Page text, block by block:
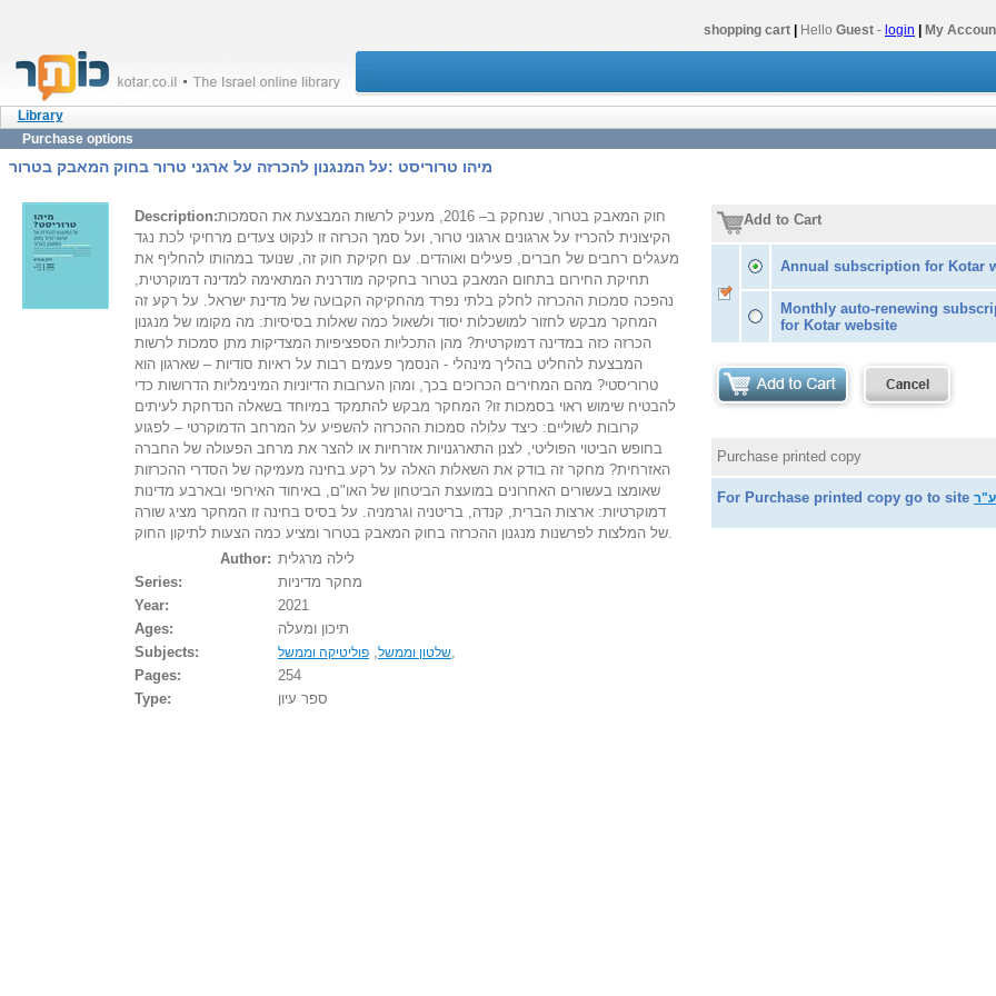
shopping cart Hello Guest - login My
Library
Purchase options
מיהו טרוריסט :על המנגנון להכרזה על ארגני טרור בחוק המאבק בטרור
Description:חוק המאבק בטרור, שנחקק ב– 2016, מעניק לרשות המבצעת את הסמכות
הקיצונית להכריז על ארגונים ארגוני טרור, ועל סמך הכרזה זו לנקוט צעדים מרחיקי לכת נגד
מעגלים רחבים של חברים, פעילים ואוהדים. עם חקיקת חוק זה, שנועד במהותו להחליף את
תחיקת החירום בתחום המאבק בטרור בחקיקה מודרנית המתאימה למדינה דמוקרטית,
נהפכה סמכות ההכרזה לחלק בלתי נפרד מהחקיקה הקבועה של מדינת ישראל. על רקע זה
המחקר מבקש לחזור למושכלות יסוד ולשאול כמה שאלות בסיסיות: מה מקומו של מנגנון
הכרזה כזה במדינה דמוקרטית? מהן התכליות הספציפיות המצדיקות מתן סמכות לרשות
המבצעת להחליט בהליך מינהלי - הנסמך פעמים רבות על ראיות סודיות – שארגון הוא
טרוריסטי? מהם המחירים הכרוכים בכך, ומהן הערובות הדיוניות המינימליות הדרושות כדי
להבטיח שימוש ראוי בסמכות זו? המחקר מבקש להתמקד במיוחד בשאלה הנדחקת לעיתים
קרובות לשוליים: כיצד עלולה סמכות ההכרזה להשפיע על המרחב הדמוקרטי – לפגוע
בחופש הביטוי הפוליטי, לצנן התארגנויות אזרחיות או להצר את מרחב הפעולה של החברה
האזרחית? מחקר זה בודק את השאלות האלה על רקע בחינה מעמיקה של הסדרי ההכרזות
שאומצו בעשורים האחרונים במועצת הביטחון של האו"ם, באיחוד האירופי ובארבע מדינות
דמוקרטיות: ארצות הברית, קנדה, בריטניה וגרמניה. על בסיס בחינה זו המחקר מציג שורה
של המלצות לפרשנות מנגנון ההכרזה בחוק המאבק בטרור ומציע כמה הצעות לתיקון החוק.
Author: לילה מרגלית
Series:
מחקר מדיניות
Year:
2021
Ages:
תיכון ומעלה
Subjects:
שלטון וממשל, פוליטיקה וממשל
,
Pages:
254
Type:
ספר עיון
Add to Cart
Annual subscription for Kotar
Monthly auto-renewing
for Kotar website
Purchase printed copy
For Purchase printed copy go to site